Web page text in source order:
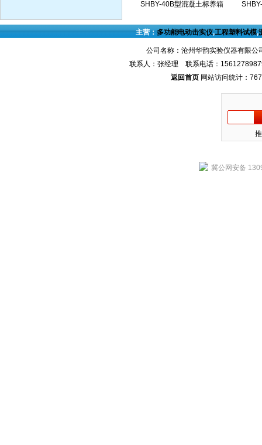
SHBY-40B型混凝土标养箱
主营：多功能电动击实仪,工程塑料试模,
公司名称：沧州华韵实验仪器有限
联系人：张经理 联系电话：
返回首页 网站访问统计：
冀公网安备